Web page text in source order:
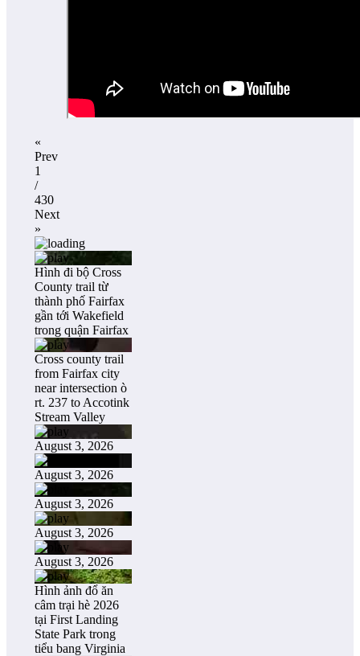
«
Prev
1
/
430
Next
»
Hình đi bộ Cross
County trail từ
thành phố Fairfax
gần tới Wakefield
trong quận Fairfax
Cross county trail
from Fairfax city
near intersection ò
rt. 237 to Accotink
Stream Valley
August 3, 2026
August 3, 2026
August 3, 2026
August 3, 2026
August 3, 2026
Hình ảnh đổ ăn
câm trại hè 2026
tại First Landing
State Park trong
tiểu bang Virginia